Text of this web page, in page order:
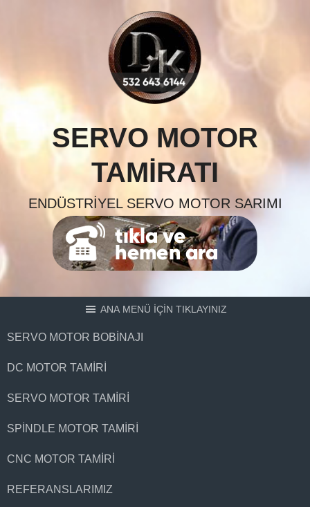
SERVO MOTOR
TAMIRATI
ENDÜSTRIYEL SERVO MOTOR SARIMI
ANA MENÜ İÇİN TIKLAYINIZ
SERVO MOTOR BOBINAJI
DC MOTOR TAMIRI
SERVO MOTOR TAMIRI
SPINDLE MOTOR TAMIRI
CNC MOTOR TAMIRI
REFERANSLARIMIZ